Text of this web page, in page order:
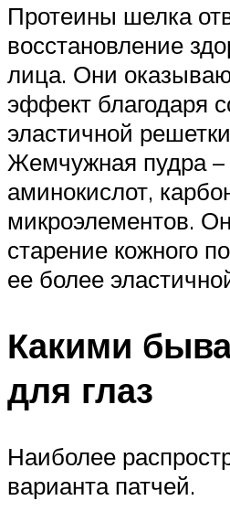
Протеины шелка
восстановление
лица. Они
эффект благодаря
эластичной
Жемчужная пудра –
аминокислот,
микроэлементов.
старение кожного
ее более
Какими
для глаз
Наиболее
варианта патчей.